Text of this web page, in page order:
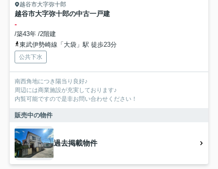
越谷市大字弥十郎
越谷市大字弥十郎の中古一戸建
-
/築43年 /2階建
東武伊勢崎線「大袋」駅 徒歩23分
公共下水
南西角地につき陽当り良好♪
周辺には商業施設が充実しております♪
内覧可能ですので是非お問い合わせください！
販売中の物件
過去掲載物件